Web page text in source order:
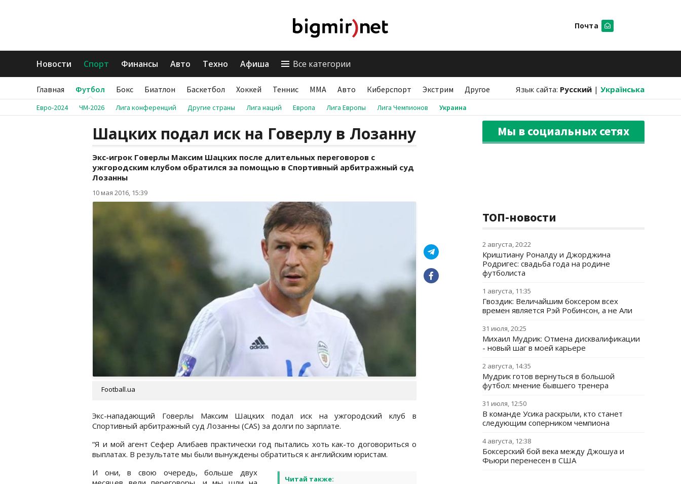
Почта
Новости Спорт Финансы Авто Техно Афиша Все категории
Главная Футбол Бокс Биатлон Баскетбол Хоккей Теннис ММА Авто Киберспорт Экстрим Другое Язык сайта: Русский | Українська
Евро-2024 ЧМ-2026 Лига конференций Другие страны Лига наций Европа Лига Европы Лига Чемпионов Украина
Шацких подал иск на Говерлу в Лозанну
Экс-игрок Говерлы Максим Шацких после длительных переговоров с
ужгородским клубом обратился за помощью в Спортивный арбитражный суд
Лозанны
10 мая 2016, 15:39
Football.ua
Экс-нападающий Говерлы Максим Шацких подал иск на ужгородский клуб в
Спортивный арбитражный суд Лозанны (CAS) за долги по зарплате.
“Я и мой агент Сефер Алибаев практически год пытались хоть как-то договориться о
выплатах. В результате мы были вынуждены обратиться к английским юристам.
Читай также:
И они, в свою очередь, больше двух
Мы в социальных сетях
ТОП-новости
2 августа, 20:22
Криштиану Роналду и Джорджина
Родригес: свадьба года на родине
футболиста
1 августа, 11:35
Гвоздик: Величайшим боксером всех
времен является Рэй Робинсон, а не Али
31 июля, 20:25
Михаил Мудрик: Отмена дисквалификации
- новый шаг в моей карьере
2 августа, 14:35
Мудрик готов вернуться в большой
футбол: мнение бывшего тренера
31 июля, 12:50
В команде Усика раскрыли, кто станет
следующим соперником чемпиона
4 августа, 12:38
Боксерский бой века между Джошуа и
Фьюри перенесен в США